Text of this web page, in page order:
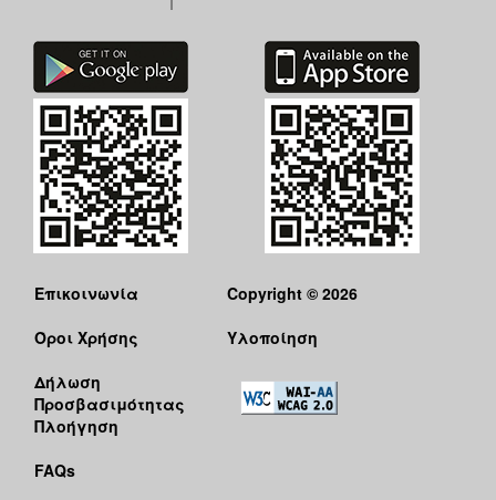
Επικοινωνία
Όροι Χρήσης
Δήλωση
Προσβασιμότητας
Πλοήγηση
FAQs
Copyright © 2026
Υλοποίηση